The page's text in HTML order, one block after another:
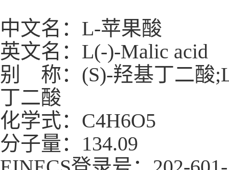
中文名：L-苹果酸
英文名：L(-)-Malic acid
别 称：(S)-羟基丁二酸
丁二酸
化学式：C4H6O5
分子量：134.09